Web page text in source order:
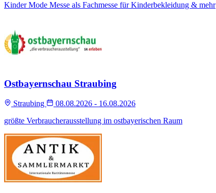
Kinder Mode Messe als Fachmesse für Kinderbekleidung & mehr
Ostbayernschau Straubing
Straubing
08.08.2026 - 16.08.2026
größte Verbraucherausstellung im ostbayerischen Raum